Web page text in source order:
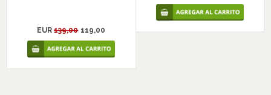
EUR139,00 119,00